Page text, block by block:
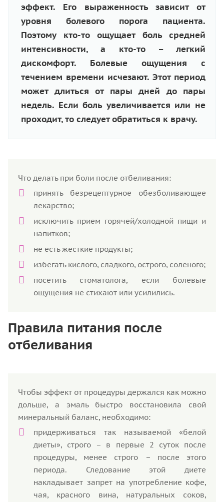
эффект. Его выраженность зависит от
уровня болевого порога пациента.
Поэтому кто-то ощущает боль средней
интенсивности, а кто-то – легкий
дискомфорт. Болевые ощущения с
течением времени исчезают. Этот период
может длиться от пары дней до пары
недель. Если боль увеличивается или не
проходит, то следует обратиться к врачу.
Что делать при боли после отбеливания:
принять безрецептурное обезболивающее
лекарство;
исключить прием горячей/холодной пищи и
напитков;
не есть жесткие продукты;
избегать кислого, сладкого, острого, соленого;
посетить стоматолога, если болевые
ощущения не стихают или усилились.
Правила питания после
отбеливания
Чтобы эффект от процедуры держался как можно
дольше, а эмаль быстро восстановила свой
минеральный баланс, необходимо:
придерживаться так называемой «белой
диеты», строго – в первые 2 суток после
процедуры, менее строго – после этого
периода. Следование этой диете
накладывает запрет на употребление кофе,
чая, красного вина, натуральных соков,